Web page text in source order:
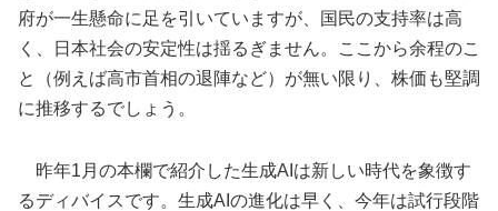
府が一生懸命に足を引いていますが、国民の支持率は高
く、日本社会の安定性は揺るぎません。ここから余程のこ
と（例えば高市首相の退陣など）が無い限り、株価も堅調
に推移するでしょう。
昨年1月の本欄で紹介した生成AIは新しい時代を象徴す
るディバイスです。生成AIの進化は早く、今年は試行段階